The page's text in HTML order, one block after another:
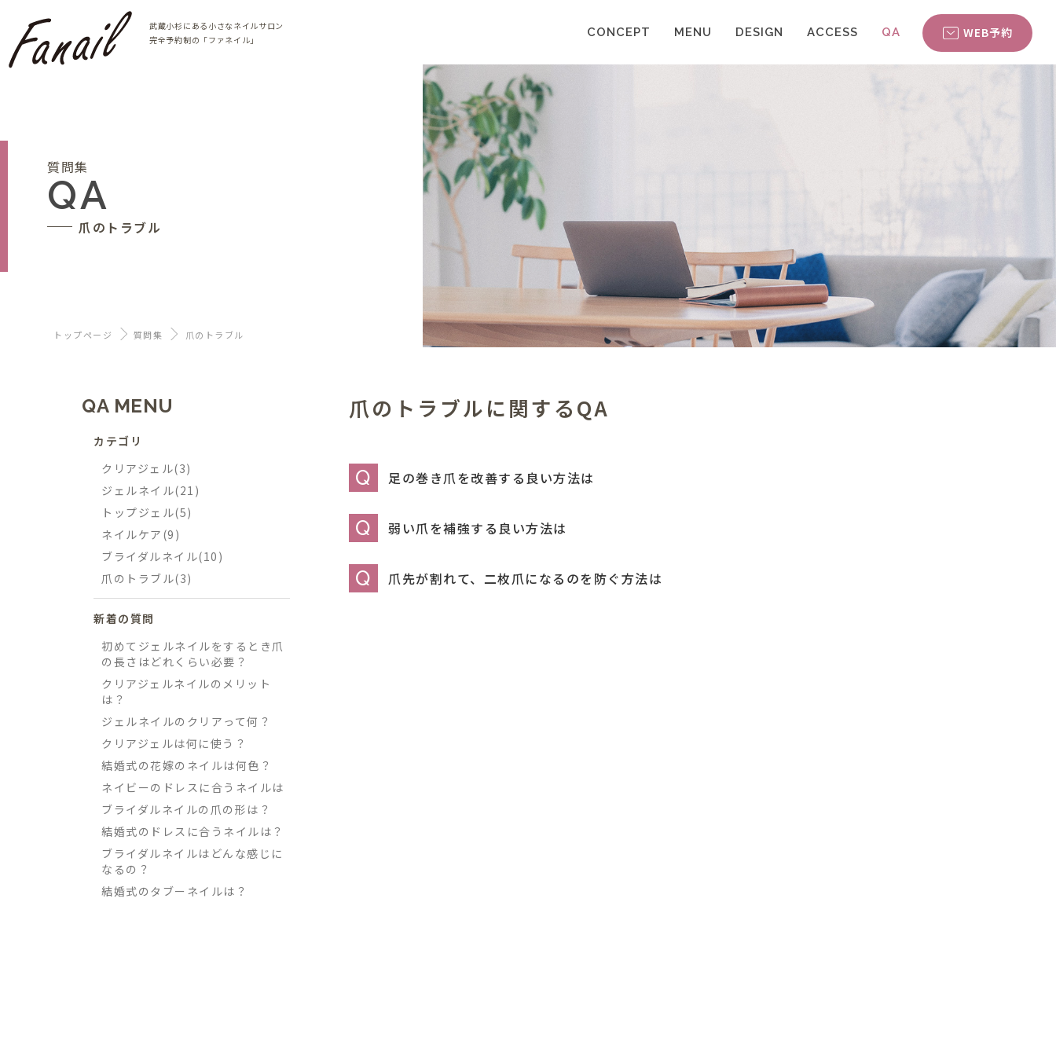
武蔵小杉にある小さなネイルサロン
完全予約制の「ファネイル」
CONCEPT MENU DESIGN ACCESS QA WEB予約
質問集
QA
爪のトラブル
トップページ 質問集 爪のトラブル
爪のトラブルに関するQA
Q 足の巻き爪を改善する良い方法は
Q 弱い爪を補強する良い方法は
Q 爪先が割れて、二枚爪になるのを防ぐ方法は
QA MENU
カテゴリ
クリアジェル(3)
ジェルネイル(21)
トップジェル(5)
ネイルケア(9)
ブライダルネイル(10)
爪のトラブル(3)
新着の質問
初めてジェルネイルをするとき爪
の長さはどれくらい必要？
クリアジェルネイルのメリット
は？
ジェルネイルのクリアって何？
クリアジェルは何に使う？
結婚式の花嫁のネイルは何色？
ネイビーのドレスに合うネイルは
ブライダルネイルの爪の形は？
結婚式のドレスに合うネイルは？
ブライダルネイルはどんな感じに
なるの？
結婚式のタブーネイルは？